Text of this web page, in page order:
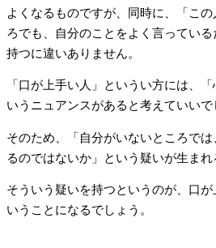
よくなるものですが、同時に、「こ
ろでも、自分のことをよく言ってい
持つに違いありません。
「口が上手い人」というい方には、
いうニュアンスがあると考えていいで
そのため、「自分がいないところで
るのではないか」という疑いが生まれ
そういう疑いを持つというのが、口
いうことになるでしょう。